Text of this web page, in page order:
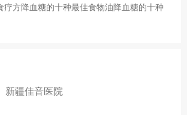
疗方降血糖的十种最佳食物油降血糖的十种
新疆佳音医院